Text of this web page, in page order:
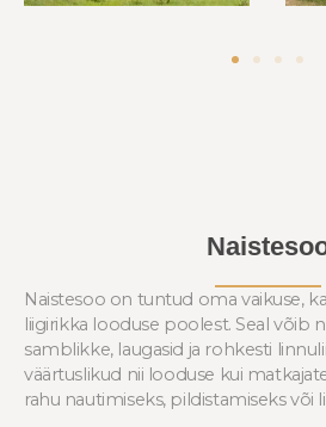
Naistesoo on tuntud oma vaikuse,
liigirikka looduse poolest. Seal võib
samblikke, laugasid ja rohkesti
väärtuslikud nii looduse kui
rahu nautimiseks, pildistamiseks või